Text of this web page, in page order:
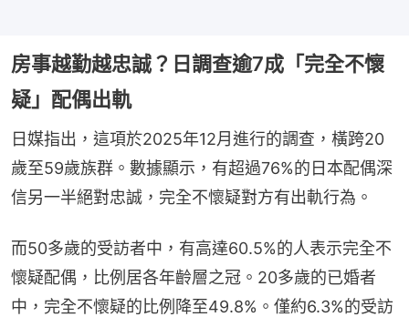
房事越勤越忠誠？日調查逾7成「完全不懷
疑」配偶出軌
日媒指出，這項於2025年12月進行的調查，橫跨20
歲至59歲族群。數據顯示，有超過76%的日本配偶深
信另一半絕對忠誠，完全不懷疑對方有出軌行為。
而50多歲的受訪者中，有高達60.5%的人表示完全不
懷疑配偶，比例居各年齡層之冠。20多歲的已婚者
中，完全不懷疑的比例降至49.8%。僅約6.3%的受訪